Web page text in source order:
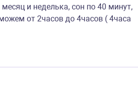
и неделька, сон по 40 минут,
от 2часов до 4часов ( 4часа